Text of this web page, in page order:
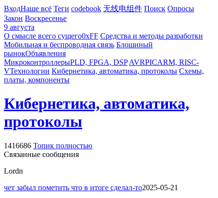
ВходНаше всё Теги codebook 无线电组件 Поиск Опросы
Закон Воскресенье
9 августа
О смысле всего сущего0xFF Средства и методы разработки
Мобильная и беспроводная связь Блошиный
рынокОбъявления
МикроконтроллерыPLD, FPGA, DSP AVRPICARM, RISC-
VТехнологии Кибернетика, автоматика, протоколы Схемы,
платы, компоненты
Кибернетика, автоматика,
протоколы
1416686 Топик полностью
Связанные сообщения
Lordn
чет забыл пометить что в итоге сделал-то2025-05-21